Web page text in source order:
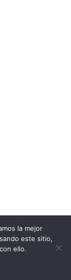
la mejor
este sitio,
ello.